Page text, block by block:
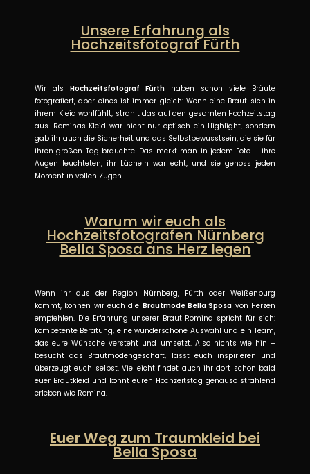
Unsere Erfahrung als
Hochzeitsfotograf Fürth
Wir als Hochzeitsfotograf Fürth haben schon viele Bräute
fotografiert, aber eines ist immer gleich: Wenn eine Braut sich in
ihrem Kleid wohlfühlt, strahlt das auf den gesamten Hochzeitstag
aus. Rominas Kleid war nicht nur optisch ein Highlight, sondern
gab ihr auch die Sicherheit und das Selbstbewusstsein, die sie für
ihren großen Tag brauchte. Das merkt man in jedem Foto – ihre
Augen leuchteten, ihr Lächeln war echt, und sie genoss jeden
Moment in vollen Zügen.
Warum wir euch als
Hochzeitsfotografen Nürnberg
Bella Sposa ans Herz legen
Wenn ihr aus der Region Nürnberg, Fürth oder Weißenburg
kommt, können wir euch die Brautmode Bella Sposa von Herzen
empfehlen. Die Erfahrung unserer Braut Romina spricht für sich:
kompetente Beratung, eine wunderschöne Auswahl und ein Team,
das eure Wünsche versteht und umsetzt. Also nichts wie hin –
besucht das Brautmodengeschäft, lasst euch inspirieren und
überzeugt euch selbst. Vielleicht findet auch ihr dort schon bald
euer Brautkleid und könnt euren Hochzeitstag genauso strahlend
erleben wie Romina.
Euer Weg zum Traumkleid bei
Bella Sposa